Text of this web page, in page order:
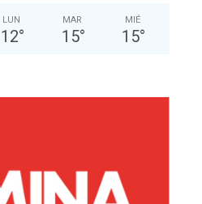
LUN
12°
MAR
15°
MIÉ
15°